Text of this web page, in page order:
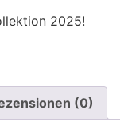
2025!
(0)